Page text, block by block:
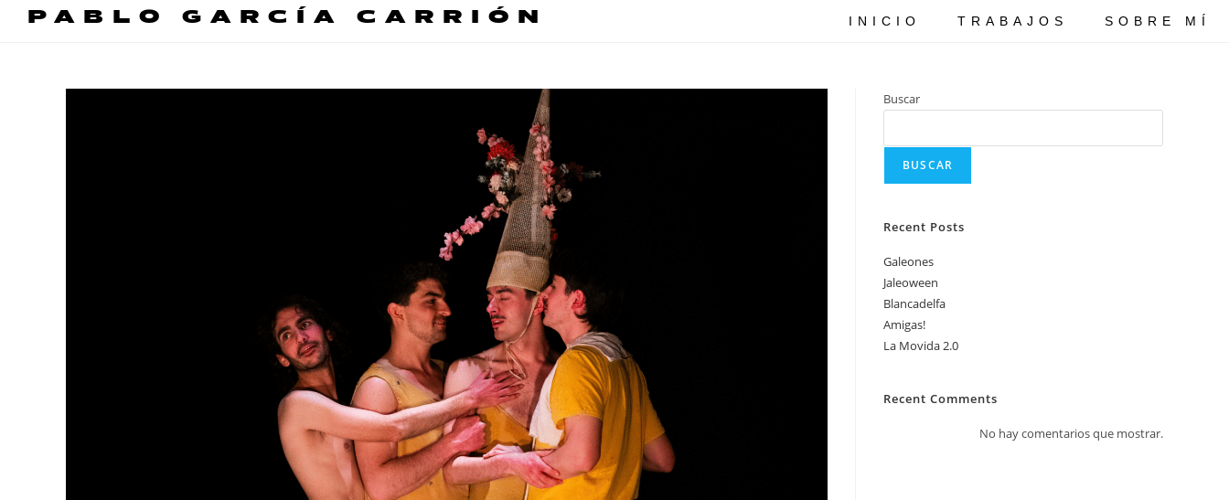
PABLO GARCÍA CARRIÓN INICIO TRABAJOS SOBRE MÍ
Buscar
BUSCAR
Recent Posts
Galeones
Jaleoween
Blancadelfa
Amigas!
La Movida 2.0
Recent Comments
No hay comentarios que mostrar.